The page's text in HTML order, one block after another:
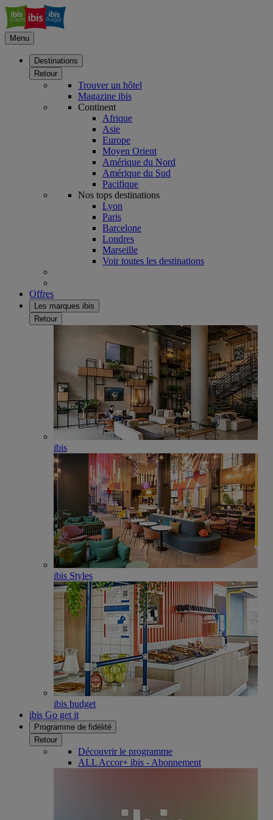
Menu
Destinations
Retour
Trouver un hôtel
Magazine ibis
Continent
Afrique
Asie
Europe
Moyen Orient
Amérique du Nord
Amérique du Sud
Pacifique
Nos tops destinations
Lyon
Paris
Barcelone
Londres
Marseille
Voir toutes les destinations
Offres
Les marques ibis
Retour
ibis
ibis Styles
ibis budget
ibis Go get it
Programme de fidélité
Retour
Découvrir le programme
ALL Accor+ ibis - Abonnement